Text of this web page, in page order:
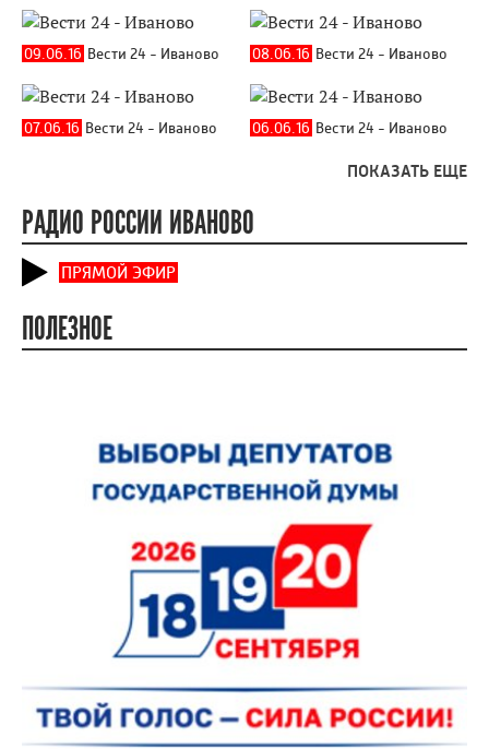
09.06.16 Вести 24 - Иваново 08.06.16 Вести 24 - Иваново
07.06.16 Вести 24 - Иваново 06.06.16 Вести 24 - Иваново
ПОКАЗАТЬ ЕЩЕ
РАДИО РОССИИ ИВАНОВО
ПРЯМОЙ ЭФИР
ПОЛЕЗНОЕ